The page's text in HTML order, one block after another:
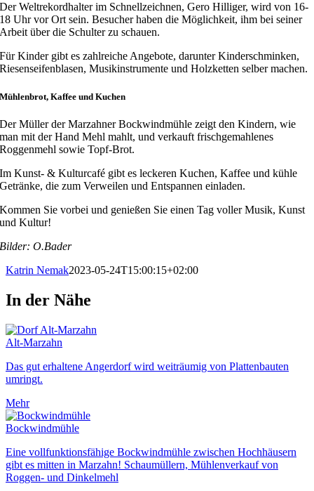
Der Weltrekordhalter im Schnellzeichnen, Gero Hilliger, wird von 16-
18 Uhr vor Ort sein. Besucher haben die Möglichkeit, ihm bei seiner
Arbeit über die Schulter zu schauen.
Für Kinder gibt es zahlreiche Angebote, darunter Kinderschminken,
Riesenseifenblasen, Musikinstrumente und Holzketten selber machen.
Mühlenbrot, Kaffee und Kuchen
Der Müller der Marzahner Bockwindmühle zeigt den Kindern, wie
man mit der Hand Mehl mahlt, und verkauft frischgemahlenes
Roggenmehl sowie Topf-Brot.
Im Kunst- & Kulturcafé gibt es leckeren Kuchen, Kaffee und kühle
Getränke, die zum Verweilen und Entspannen einladen.
Kommen Sie vorbei und genießen Sie einen Tag voller Musik, Kunst
und Kultur!
Bilder: O.Bader
Katrin Nemak2023-05-24T15:00:15+02:00
In der Nähe
Alt-Marzahn
Das gut erhaltene Angerdorf wird weiträumig von Plattenbauten
umringt.
Mehr
Bockwindmühle
Eine vollfunktionsfähige Bockwindmühle zwischen Hochhäusern
gibt es mitten in Marzahn! Schaumüllern, Mühlenverkauf von
Roggen- und Dinkelmehl